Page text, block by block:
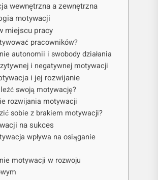
wewnętrzna a zewnętrzna
motywacji
miejscu pracy
pracowników?
autonomii i swobody działania
i negatywnej motywacji
i jej rozwijanie
swoją motywację?
rozwijania motywacji
sobie z brakiem motywacji?
na sukces
wpływa na osiąganie
motywacji w rozwoju